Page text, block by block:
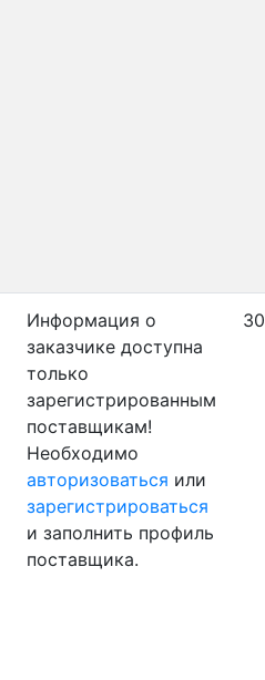
Информация о
заказчике доступна
только
зарегистрированным
поставщикам!
Необходимо
авторизоваться или
зарегистрироваться
и заполнить профиль
поставщика.